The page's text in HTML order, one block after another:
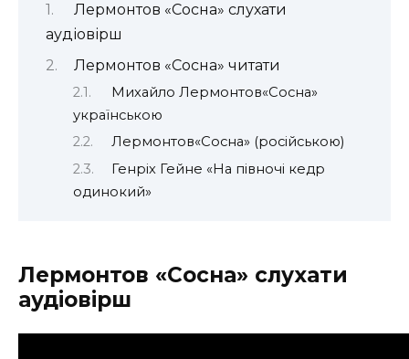
Лермонтов «Сосна» слухати
аудіовірш
Лермонтов «Сосна» читати
Михайло Лермонтов«Сосна»
українською
Лермонтов«Сосна» (російською)
Генріх Гейне «На півночі кедр
одинокий»
Лермонтов «Сосна» слухати
аудіовірш